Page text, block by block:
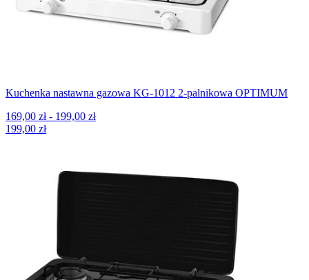
Kuchenka nastawna gazowa KG-1012 2-palnikowa OPTIMUM
169,00 zł - 199,00 zł
199,00 zł